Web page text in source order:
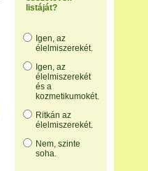
listáját?
Igen, az
élelmiszerekét.
Igen, az
élelmiszerekét
és a
kozmetikumokét.
Ritkán az
élelmiszerekét.
Nem, szinte
soha.